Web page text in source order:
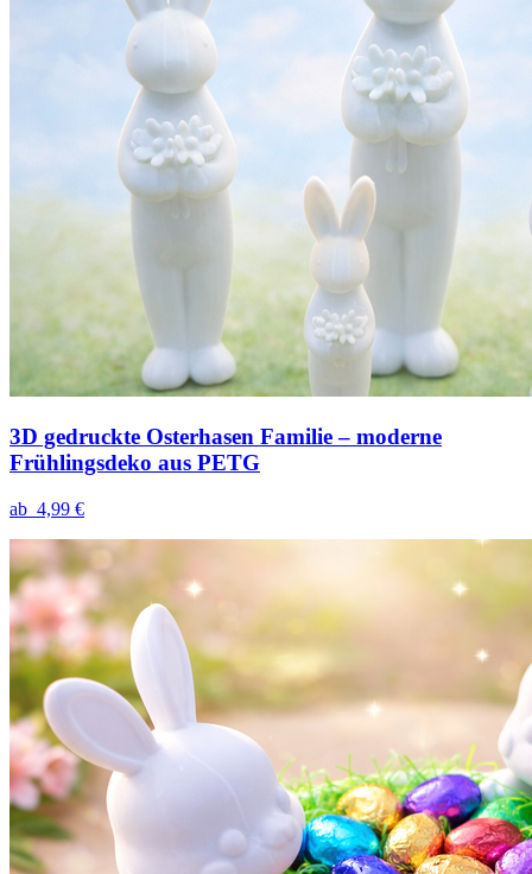
3D gedruckte Osterhasen Familie – moderne
Frühlingsdeko aus PETG
ab 4,99 €